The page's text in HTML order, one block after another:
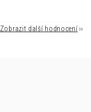
Zobrazit další hodnocení